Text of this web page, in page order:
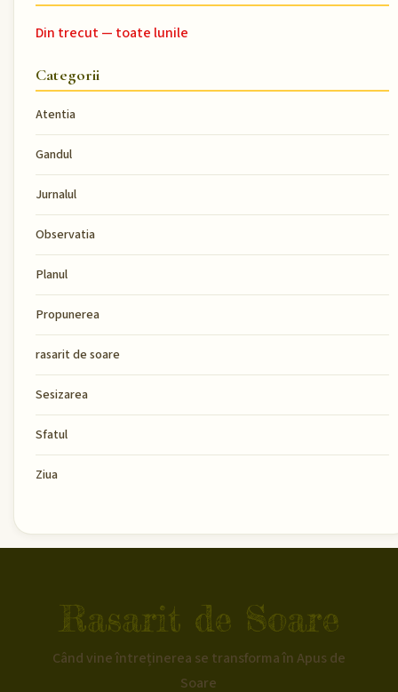
Din trecut — toate lunile
Categorii
Atentia
Gandul
Jurnalul
Observatia
Planul
Propunerea
rasarit de soare
Sesizarea
Sfatul
Ziua
Rasarit de Soare
Când vine întreținerea se transforma în Apus de
Soare